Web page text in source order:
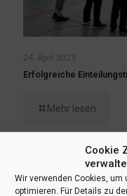
Cookie
Wir verwenden Cookies,
optimieren. Für Details zu
24. April 2023
Erfolgreiche
Mehr lesen